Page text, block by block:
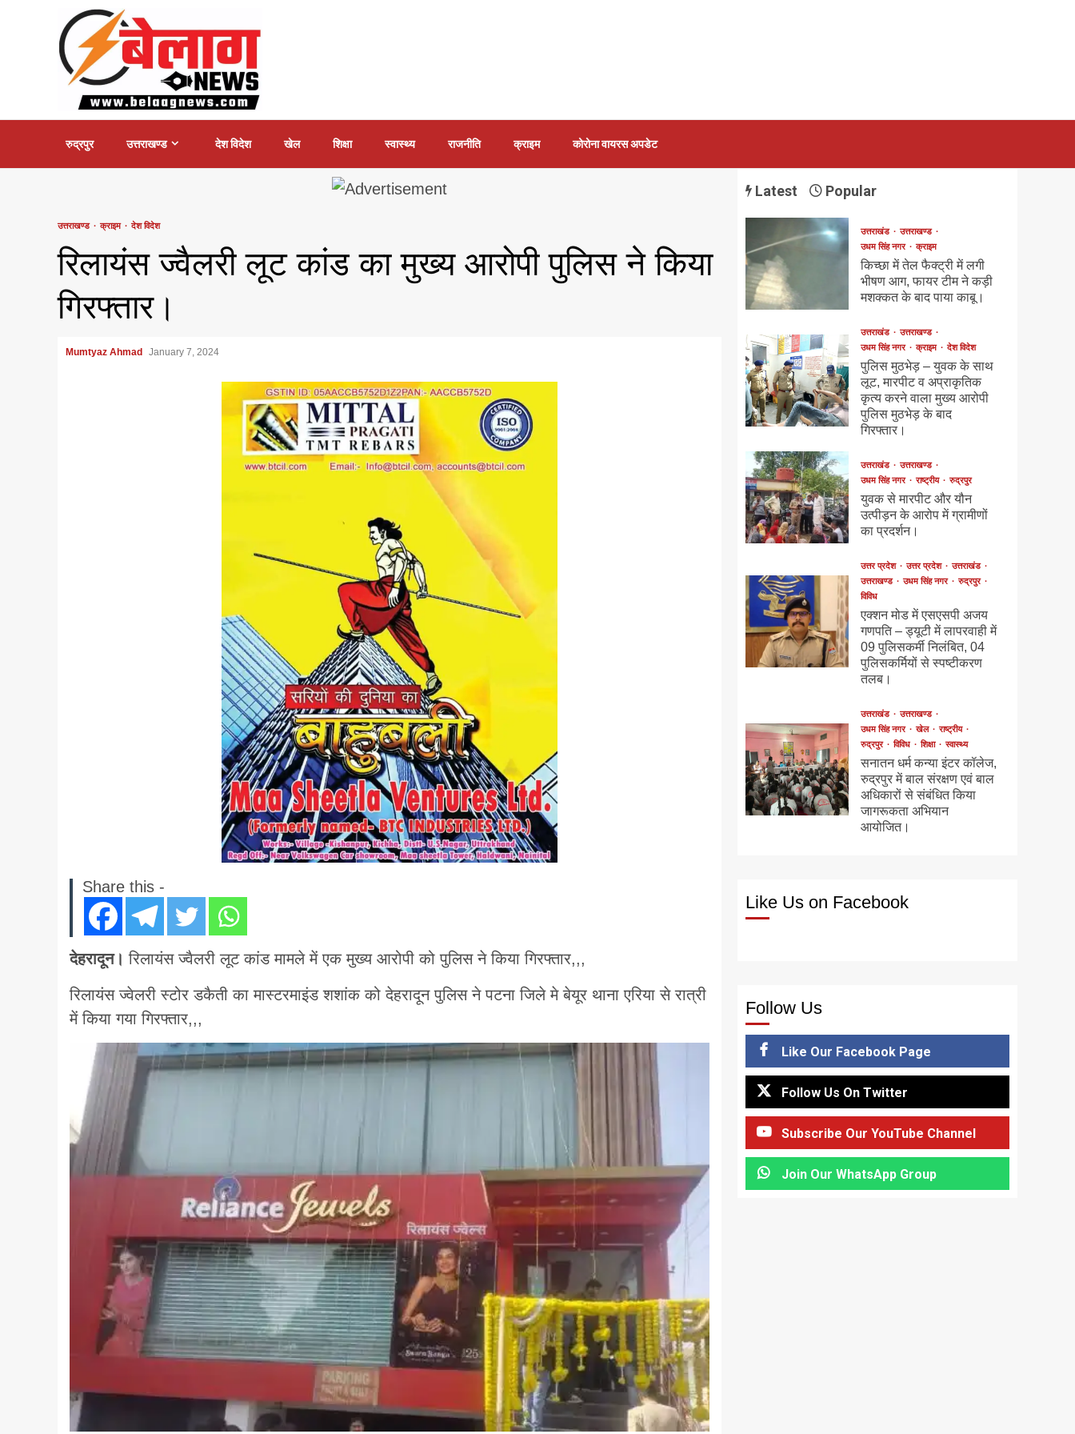
रुद्रपुर उत्तराखण्ड देश विदेश खेल शिक्षा स्वास्थ्य राजनीति क्राइम कोरोना वायरस अपडेट
उत्तराखण्ड क्राइम देश विदेश
रिलायंस ज्वैलरी लूट कांड का मुख्य आरोपी पुलिस ने किया
गिरफ्तार।
Mumtyaz Ahmad January 7, 2024
Share this -
देहरादून। रिलायंस ज्वैलरी लूट कांड मामले में एक मुख्य आरोपी को पुलिस ने किया गिरफ्तार,,,
रिलायंस ज्वेलरी स्टोर डकैती का मास्टरमाइंड शशांक को देहरादून पुलिस ने पटना जिले मे बेयूर थाना एरिया से रात्री
में किया गया गिरफ्तार,,,
Latest Popular
उत्तराखंड
उत्तराखण्ड
उधम सिंह नगर
क्राइम
किच्छा में तेल फैक्ट्री में लगी
भीषण आग, फायर टीम ने कड़ी
मशक्कत के बाद पाया काबू।
उत्तराखंड
उत्तराखण्ड
उधम सिंह नगर
क्राइम देश विदेश
पुलिस मुठभेड़ – युवक के साथ
लूट, मारपीट व अप्राकृतिक
कृत्य करने वाला मुख्य आरोपी
पुलिस मुठभेड़ के बाद
गिरफ्तार।
उत्तराखंड
उत्तराखण्ड
उधम सिंह नगर
राष्ट्रीय रुद्रपुर
युवक से मारपीट और यौन
उत्पीड़न के आरोप में ग्रामीणों
का प्रदर्शन।
उत्तर प्रदेश उत्तर प्रदेश
उत्तराखंड
उत्तराखण्ड
उधम सिंह नगर
रुद्रपुर
विविध
एक्शन मोड में एसएसपी अजय
गणपति – ड्यूटी में लापरवाही में
09 पुलिसकर्मी निलंबित, 04
पुलिसकर्मियों से स्पष्टीकरण
तलब।
उत्तराखंड
उत्तराखण्ड
उधम सिंह नगर
खेल
राष्ट्रीय
रुद्रपुर
विविध शिक्षा स्वास्थ्य
सनातन धर्म कन्या इंटर कॉलेज,
रुद्रपुर में बाल संरक्षण एवं बाल
अधिकारों से संबंधित किया
जागरूकता अभियान
आयोजित।
Like Us on Facebook
Follow Us
Like Our Facebook Page
Follow Us On Twitter
Subscribe Our YouTube Channel
Join Our WhatsApp Group